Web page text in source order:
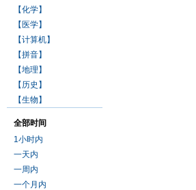
【化学】
【医学】
【计算机】
【拼音】
【地理】
【历史】
【生物】
全部时间
1小时内
一天内
一周内
一个月内